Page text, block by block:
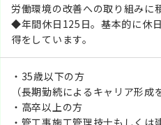
労働環境の改善への取り組みに
◆年間休日125日。基本的に休
得をしています。
・35歳以下の方
（長期勤続によるキャリア形
・高卒以上の方
・管工事施工管理技士もしく